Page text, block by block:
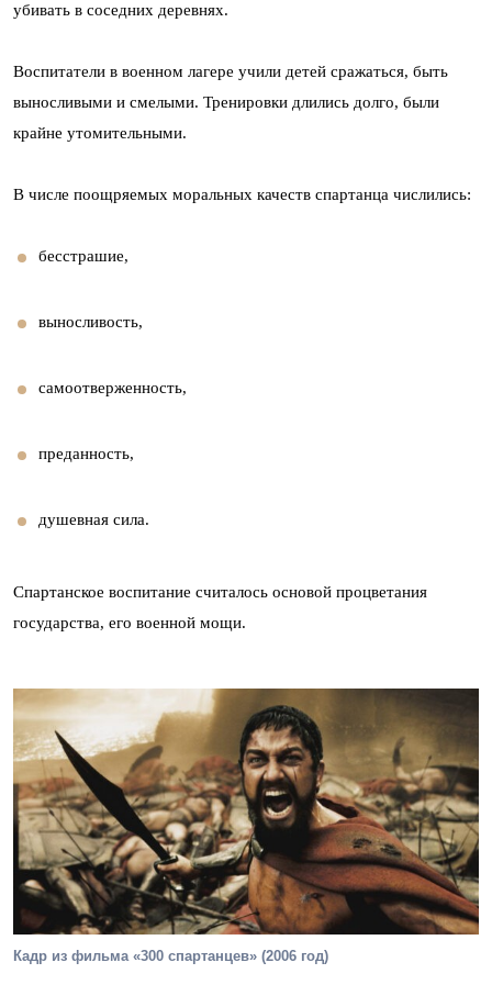
убивать в соседних деревнях.
Воспитатели в военном лагере учили детей сражаться, быть
выносливыми и смелыми. Тренировки длились долго, были
крайне утомительными.
В числе поощряемых моральных качеств спартанца числились:
бесстрашие,
выносливость,
самоотверженность,
преданность,
душевная сила.
Спартанское воспитание считалось основой процветания
государства, его военной мощи.
Кадр из фильма «300 спартанцев» (2006 год)